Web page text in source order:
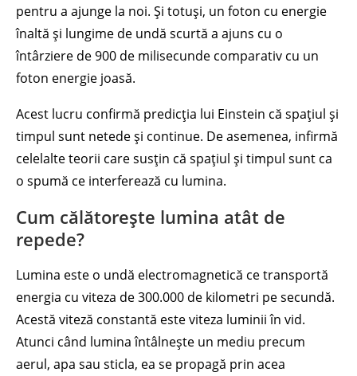
pentru a ajunge la noi. Și totuși, un foton cu energie
înaltă și lungime de undă scurtă a ajuns cu o
întârziere de 900 de milisecunde comparativ cu un
foton energie joasă.
Acest lucru confirmă predicția lui Einstein că spațiul și
timpul sunt netede și continue. De asemenea, infirmă
celelalte teorii care susțin că spațiul și timpul sunt ca
o spumă ce interferează cu lumina.
Cum călătorește lumina atât de
repede?
Lumina este o undă electromagnetică ce transportă
energia cu viteza de 300.000 de kilometri pe secundă.
Acestă viteză constantă este viteza luminii în vid.
Atunci când lumina întâlnește un mediu precum
aerul, apa sau sticla, ea se propagă prin acea